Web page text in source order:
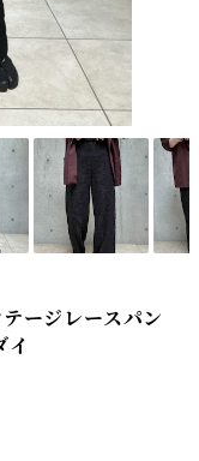
ージレースパン
イ